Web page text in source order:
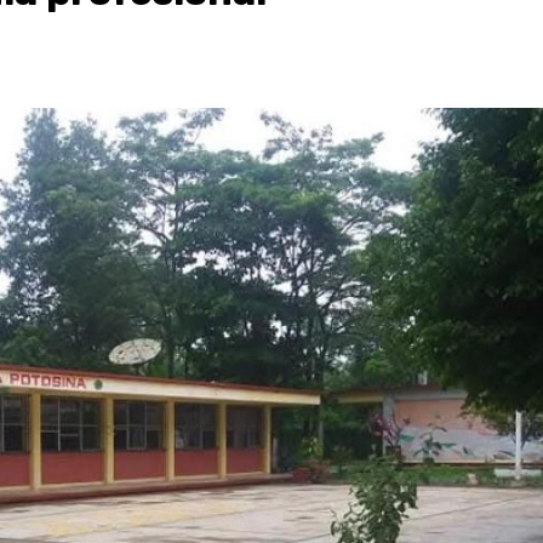
impacto
Destacados Estado Policiaca
Perdieron a sus seres queridos;
una casa
3 de agosto de 2026 Redacción